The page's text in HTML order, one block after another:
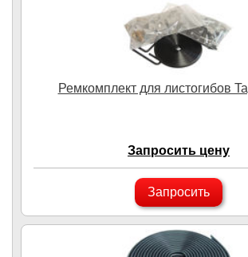
Ремкомплект для листогибов
Запросить цену
Запросить